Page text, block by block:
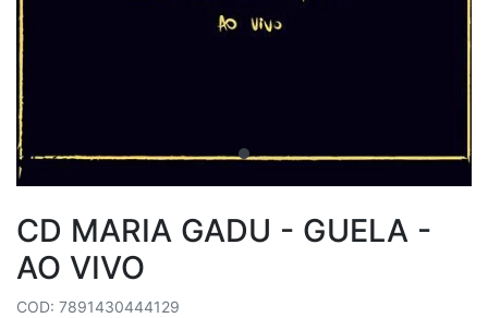
CD MARIA GADU - GUELA -
AO VIVO
COD: 7891430444129